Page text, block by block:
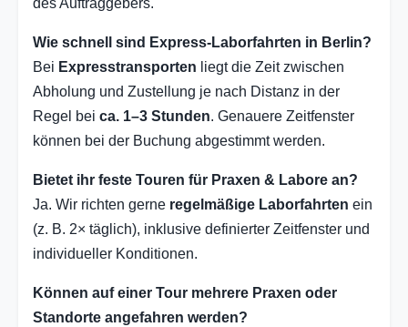
des Auftraggebers.
Wie schnell sind Express-Laborfahrten in Berlin?
Bei Expresstransporten liegt die Zeit zwischen
Abholung und Zustellung je nach Distanz in der
Regel bei ca. 1–3 Stunden. Genauere Zeitfenster
können bei der Buchung abgestimmt werden.
Bietet ihr feste Touren für Praxen & Labore an?
Ja. Wir richten gerne regelmäßige Laborfahrten ein
(z. B. 2× täglich), inklusive definierter Zeitfenster und
individueller Konditionen.
Können auf einer Tour mehrere Praxen oder
Standorte angefahren werden?